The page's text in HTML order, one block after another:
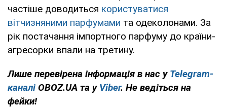
частіше доводиться користуватися
вітчизняними парфумами та одеколонами. За
рік постачання імпортного парфуму до країни-
агресорки впали на третину.
Лише перевірена інформація в нас у Telegram-
каналі OBOZ.UA та у Viber. Не ведіться на
фейки!